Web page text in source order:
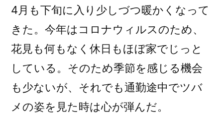
4月も下旬に入り少しづつ暖かくなって
きた。今年はコロナウィルスのため、
花見も何もなく休日もほぼ家でじっと
している。そのため季節を感じる機会
も少ないが、それでも通勤途中でツバ
メの姿を見た時は心が弾んだ。